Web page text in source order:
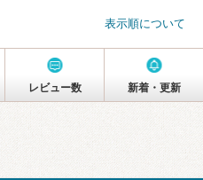
表示順について
レビュー数 新着・更新